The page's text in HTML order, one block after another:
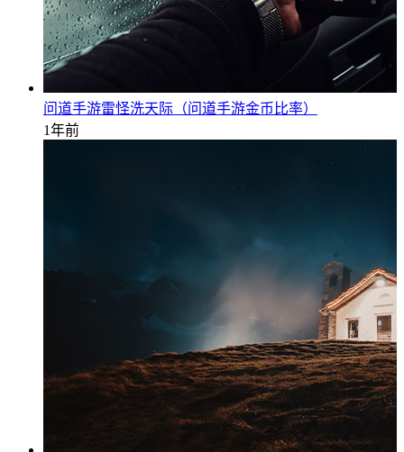
问道手游雷怪洗天际（问道手游金币比率）
1年前